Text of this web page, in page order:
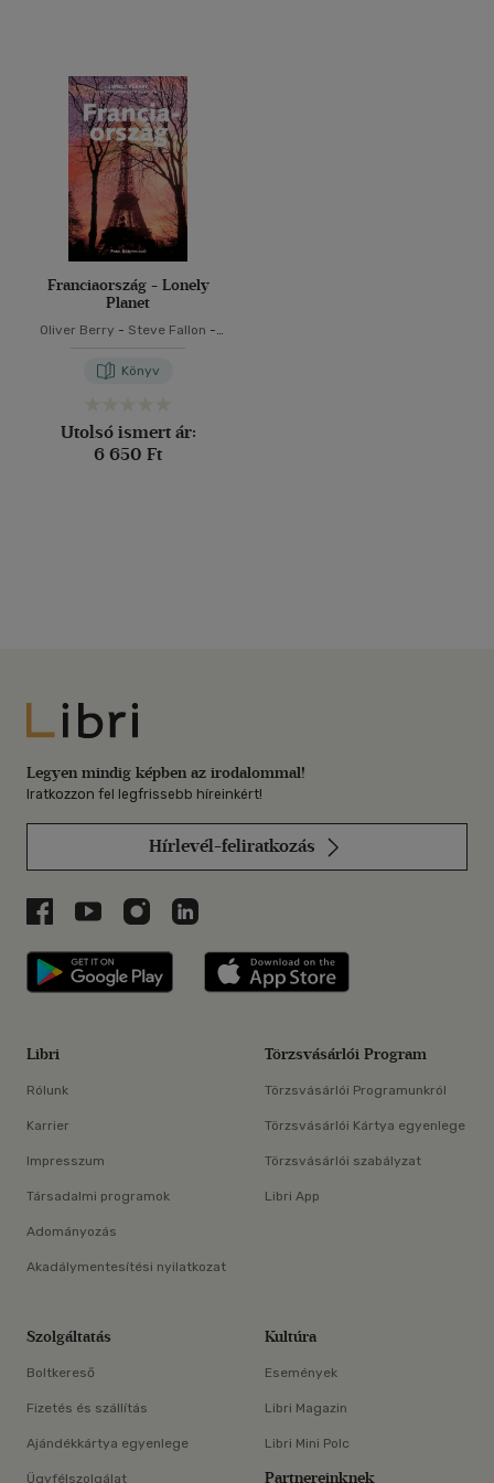
Franciaország - Lonely
Planet
Oliver Berry - Steve Fallon -
-Daniel Robinson
Miles Roddis-
Könyv
Utolsó ismert ár:
6 650 Ft
Libri
Legyen mindig képben az irodalommal!
Iratkozzon fel legfrissebb híreinkért!
Hírlevél-feliratkozás
Libri a Facebookon
Libri a Youtube-on
Libri az Instagramon
Libri a LinkedInen
Libri applikáció Szerezd meg: Google
Libri
Rólunk
Karrier
Impresszum
Társadalmi programok
Adományozás
Akadálymentesítési nyilatkozat
Törzsvásárlói Program
Törzsvásárlói Programunkról
Törzsvásárlói Kártya egyenlege
Törzsvásárlói szabályzat
Libri App
Szolgáltatás
Boltkereső
Fizetés és szállítás
Ajándékkártya egyenlege
Ügyfélszolgálat
Kultúra
Események
Libri Magazin
Libri Mini Polc
Partnereinknek